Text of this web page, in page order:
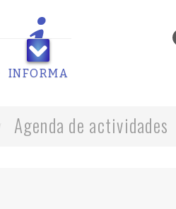
INFORMA
Agenda de actividades